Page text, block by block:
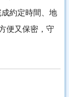
約定時間、地
便又保密，守